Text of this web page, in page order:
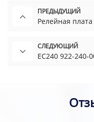
ПРЕДЫДУЩИЙ
Релейная плата
СЛЕДУЮЩИЙ
EC240 922-240-